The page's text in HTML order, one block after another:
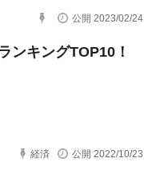
公開 2023/02/24
ンキングTOP10！
経済 公開 2022/10/23